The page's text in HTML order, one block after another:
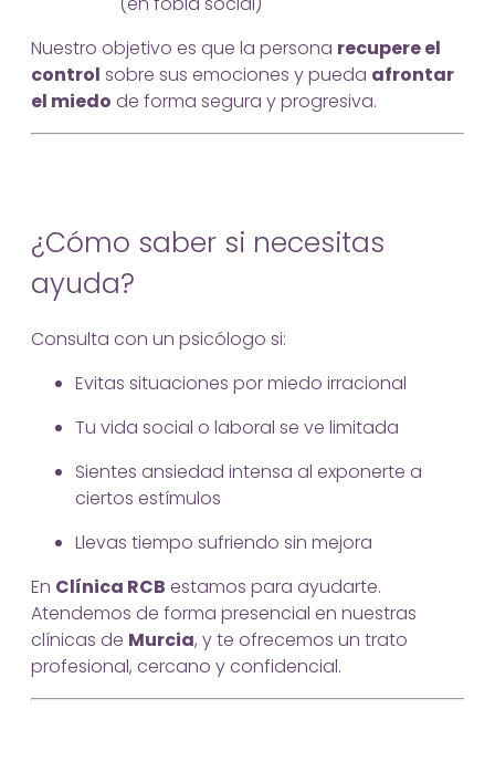
Nuestro objetivo es que la persona recupere el
control sobre sus emociones y pueda afrontar
el miedo de forma segura y progresiva.
¿Cómo saber si necesitas
ayuda?
Consulta con un psicólogo si:
Evitas situaciones por miedo irracional
Tu vida social o laboral se ve limitada
Sientes ansiedad intensa al exponerte a
ciertos estímulos
Llevas tiempo sufriendo sin mejora
En Clínica RCB estamos para ayudarte.
Atendemos de forma presencial en nuestras
clínicas de Murcia, y te ofrecemos un trato
profesional, cercano y confidencial.